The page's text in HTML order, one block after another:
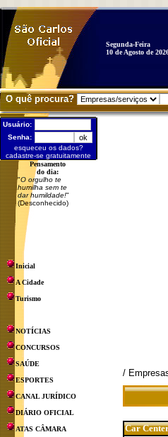
Segunda-Feira
10 de Agosto de
O quê procura?
Usuário:
Senha:
esqueceu os dados?
cadastre-se gratuitamente
Pensamento
do dia:
"O orgulho te
humilha sem te
dar humildade!"
(Desconhecido)
Inicial
A Cidade
Turismo
NOTÍCIAS
CONCURSOS
SAÚDE
ESPORTES
CANAL JURÍDICO
DIÁRIO OFICIAL
ATAS CÂMARA
/
Car